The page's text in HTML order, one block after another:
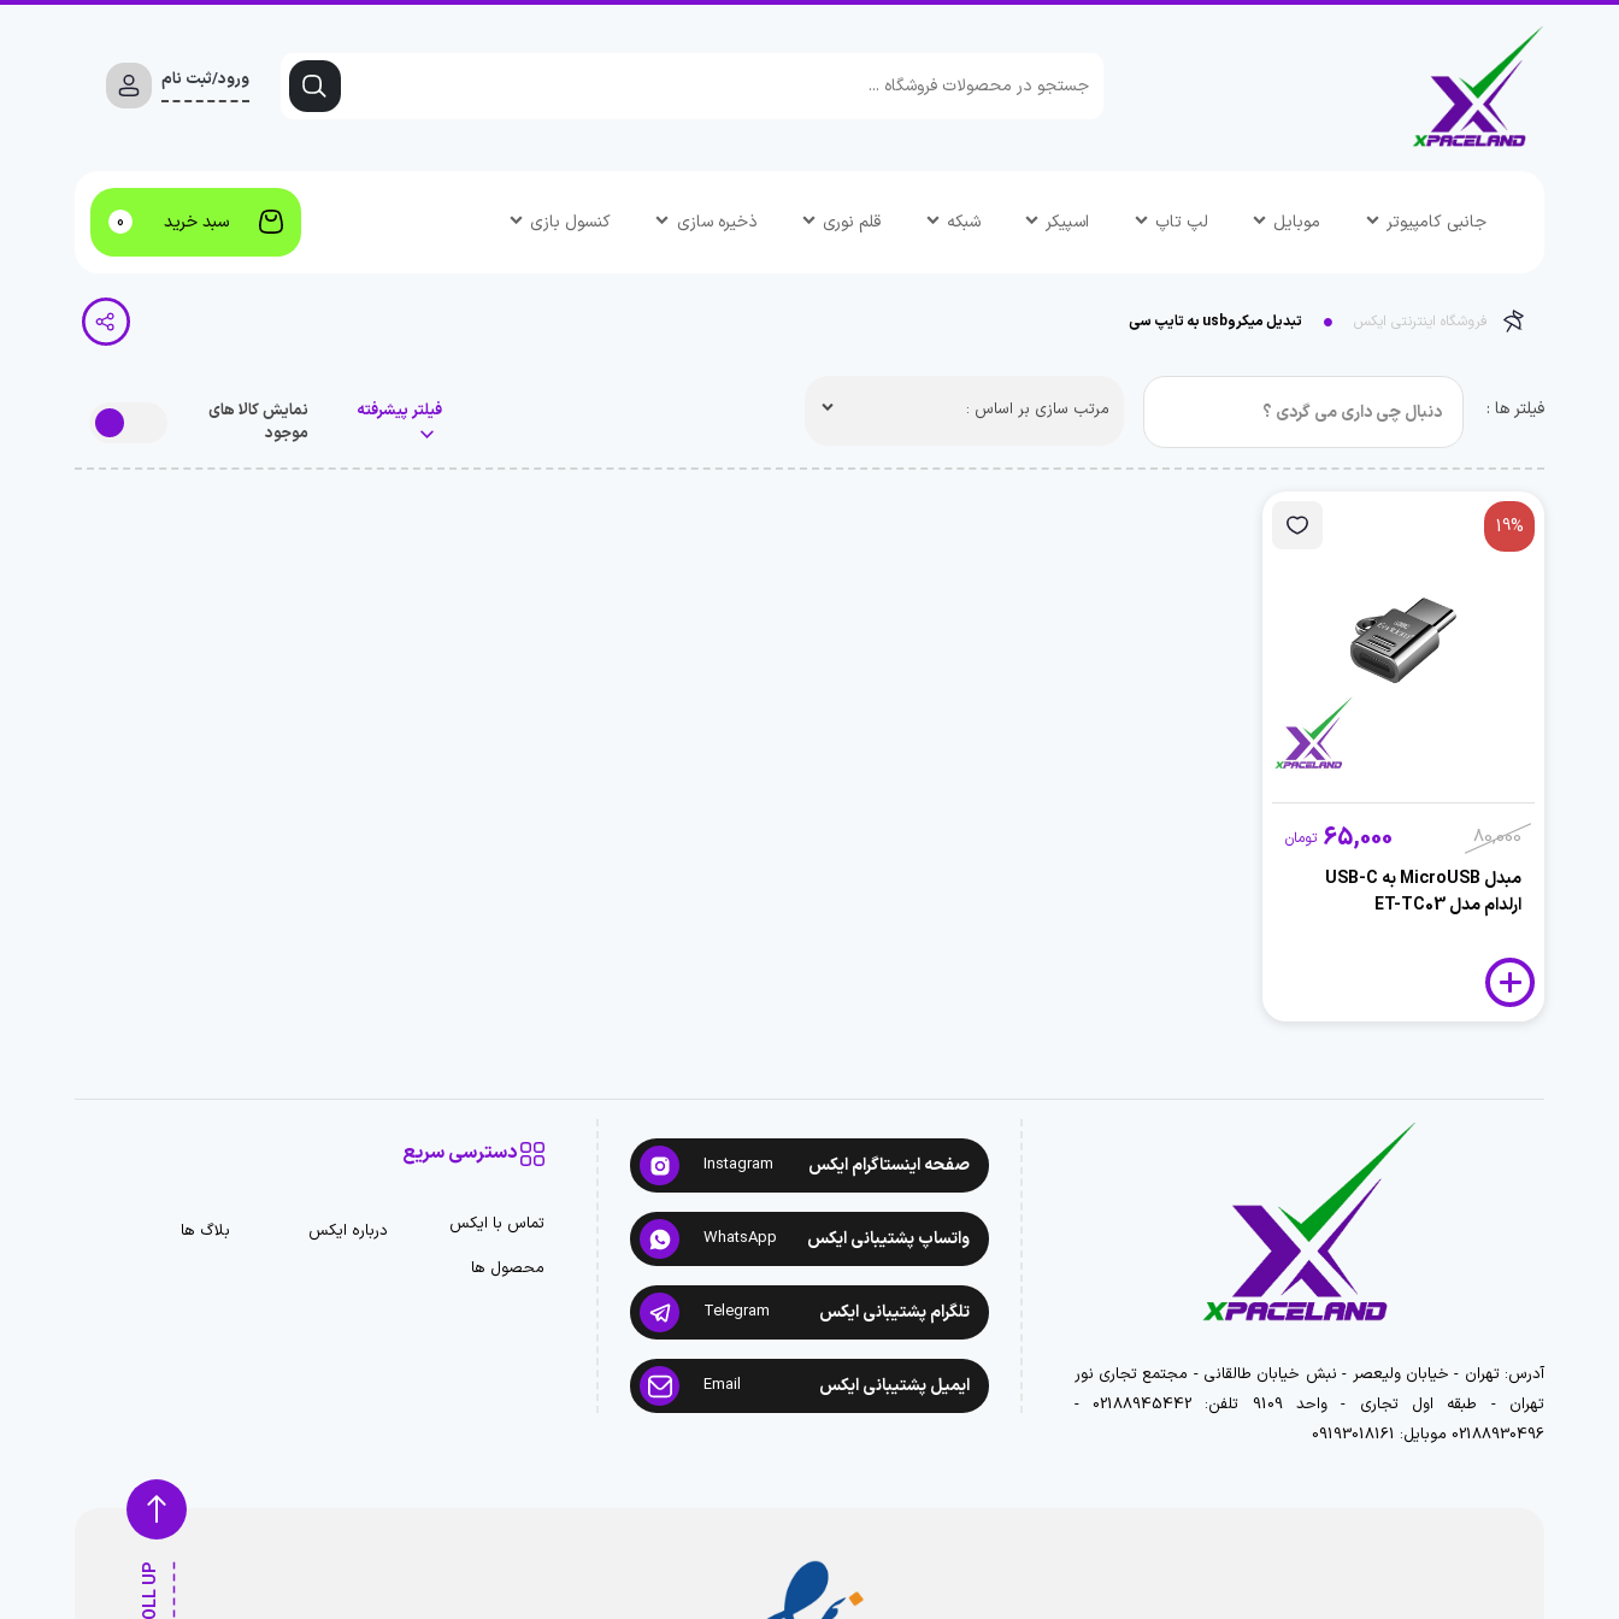
ورود/ثبت نام
جانبی کامپیوتر موبایل لپ تاپ اسپیکر شبکه قلم نوری ذخیره سازی کنسول بازی سبد خرید 0
فروشگاه اینترنتی ایکس تبدیل میکروusb به تایپ سی
فیلتر ها : مرتب سازی بر اساس : فیلتر پیشرفته
نمایش کالا های
موجود
19%
80,000
65,000 تومان
مبدل MicroUSB به USB-C
ارلدام مدل ET-TC03
آدرس: تهران - خیابان ولیعصر - نبش خیابان طالقانی - مجتمع تجاری نور
تهران - طبقه اول تجاری - واحد 9109 تلفن: 02188945442 -
02188930496 موبایل: 09193018161
صفحه اینستاگرام ایکس Instagram
واتساپ پشتیبانی ایکس WhatsApp
تلگرام پشتیبانی ایکس Telegram
ایمیل پشتیبانی ایکس Email
دسترسی سریع
تماس با ایکس درباره ایکس
بلاگ ها
محصول ها